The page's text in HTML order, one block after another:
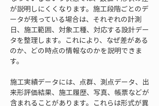
が説明しにくくなります。施工段階ごとのデ
ータが残っている場合は、それぞれの計測
日、施工範囲、対象工種、対応する設計デー
タを整理します。これにより、なぜ差がある
のか、どの時点の情報なのかを説明できま
す。
施工実績データには、点群、測点データ、出
来形評価結果、施工履歴、写真、帳票などが
含まれることがあります。これらは形式が異